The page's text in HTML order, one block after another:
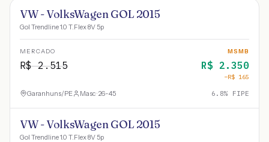
VW - VolksWagen GOL 2015
Gol Trendline 1.0 T.Flex 8V 5p
MERCADO
R$2.515
MSMB
R$ 2.350
−R$ 165
Garanhuns/PE Masc · 26-45 6.8% FIPE
VW - VolksWagen GOL 2015
Gol Trendline 1.0 T.Flex 8V 5p